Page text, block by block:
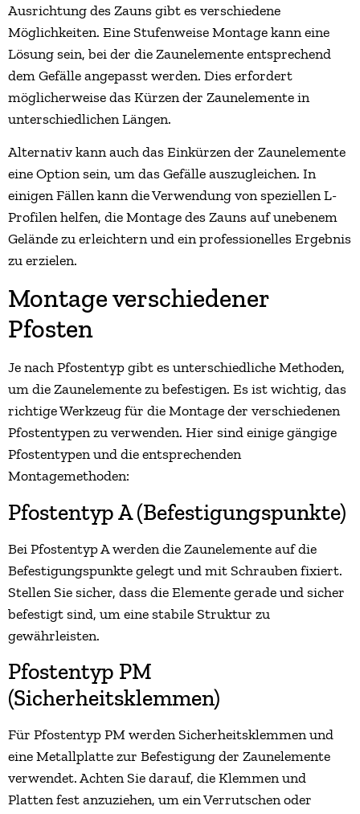
Ausrichtung des Zauns gibt es verschiedene
Möglichkeiten. Eine Stufenweise Montage kann eine
Lösung sein, bei der die Zaunelemente entsprechend
dem Gefälle angepasst werden. Dies erfordert
möglicherweise das Kürzen der Zaunelemente in
unterschiedlichen Längen.
Alternativ kann auch das Einkürzen der Zaunelemente
eine Option sein, um das Gefälle auszugleichen. In
einigen Fällen kann die Verwendung von speziellen L-
Profilen helfen, die Montage des Zauns auf unebenem
Gelände zu erleichtern und ein professionelles Ergebnis
zu erzielen.
Montage verschiedener
Pfosten
Je nach Pfostentyp gibt es unterschiedliche Methoden,
um die Zaunelemente zu befestigen. Es ist wichtig, das
richtige Werkzeug für die Montage der verschiedenen
Pfostentypen zu verwenden. Hier sind einige gängige
Pfostentypen und die entsprechenden
Montagemethoden:
Pfostentyp A (Befestigungspunkte)
Bei Pfostentyp A werden die Zaunelemente auf die
Befestigungspunkte gelegt und mit Schrauben fixiert.
Stellen Sie sicher, dass die Elemente gerade und sicher
befestigt sind, um eine stabile Struktur zu
gewährleisten.
Pfostentyp PM
(Sicherheitsklemmen)
Für Pfostentyp PM werden Sicherheitsklemmen und
eine Metallplatte zur Befestigung der Zaunelemente
verwendet. Achten Sie darauf, die Klemmen und
Platten fest anzuziehen, um ein Verrutschen oder